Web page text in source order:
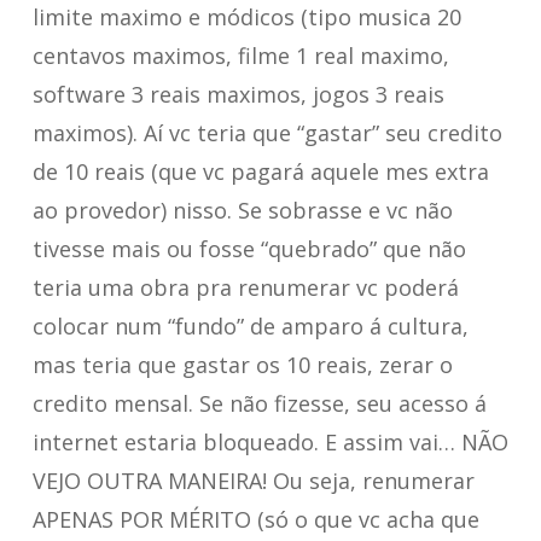
limite maximo e módicos (tipo musica 20
centavos maximos, filme 1 real maximo,
software 3 reais maximos, jogos 3 reais
maximos). Aí vc teria que “gastar” seu credito
de 10 reais (que vc pagará aquele mes extra
ao provedor) nisso. Se sobrasse e vc não
tivesse mais ou fosse “quebrado” que não
teria uma obra pra renumerar vc poderá
colocar num “fundo” de amparo á cultura,
mas teria que gastar os 10 reais, zerar o
credito mensal. Se não fizesse, seu acesso á
internet estaria bloqueado. E assim vai… NÃO
VEJO OUTRA MANEIRA! Ou seja, renumerar
APENAS POR MÉRITO (só o que vc acha que